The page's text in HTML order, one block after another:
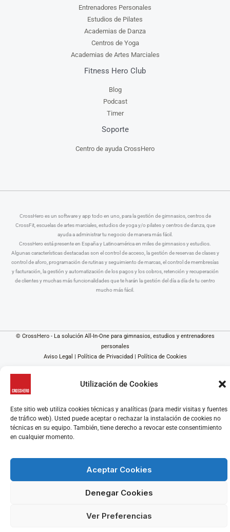
Utilización de Cookies
Este sitio web utiliza cookies técnicas y analíticas (para medir visitas y fuentes
de tráfico web). Usted puede aceptar o rechazar la instalación de cookies no
técnicas en su equipo. También, tiene derecho a revocar este consentimiento
en cualquier momento.
Aceptar Cookies
Denegar Cookies
Ver Preferencias
Entrenadores Personales
Estudios de Pilates
Academias de Danza
Centros de Yoga
Academias de Artes Marciales
Fitness Hero Club
Blog
Podcast
Timer
Soporte
Centro de ayuda CrossHero
CrossHero es un software y app todo en uno, para la gestión de gimnasios, centros de
CrossFit, escuelas de artes marciales, estudios de yoga y/o pilates y centros de danza, que
ayuda a administrar tu negocio de manera más fácil.
CrossHero está presente en España y Latinoamérica en miles de gimnasios y estudios.
Algunas características destacadas son el control de acceso, la gestión de reservas de clases y
control de aforo, programación de rutinas y seguimiento de marcas, el control de membresías
y facturación, la gestión y automatización de los pagos y los cobros, retención y recuperación
de clientes y muchas más funcionalidades que te harán la gestión del día a día de tu centro
mucho más fácil.
© CrossHero - La solución All-In-One para gimnasios, estudios y entrenadores
personales
Aviso Legal | Política de Privacidad | Política de Cookies